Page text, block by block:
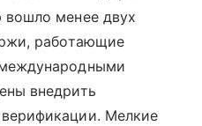
вошло менее двух
работающие
внедрить
Мелкие